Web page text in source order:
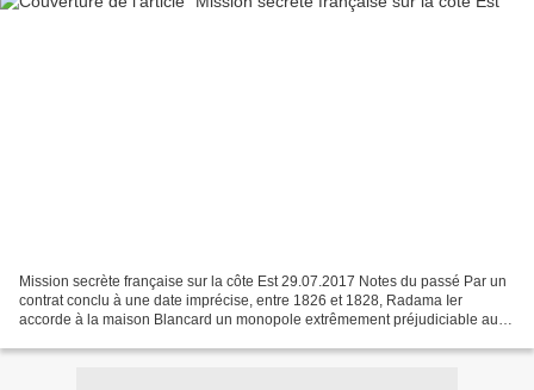
Mission secrète française sur la côte Est 29.07.2017 Notes du passé Par un
contrat conclu à une date imprécise, entre 1826 et 1828, Radama Ier
accorde à la maison Blancard un monopole extrêmement préjudiciable au